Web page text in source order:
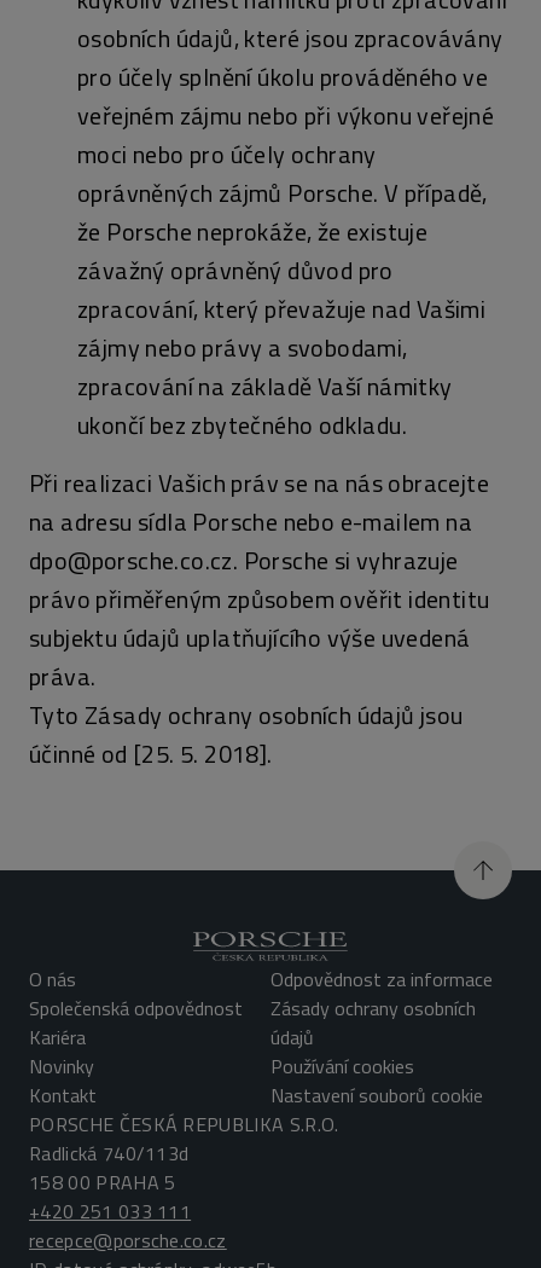
osobních údajů, které jsou zpracovávány
pro účely splnění úkolu prováděného ve
veřejném zájmu nebo při výkonu veřejné
moci nebo pro účely ochrany
oprávněných zájmů Porsche. V případě,
že Porsche neprokáže, že existuje
závažný oprávněný důvod pro
zpracování, který převažuje nad Vašimi
zájmy nebo právy a svobodami,
zpracování na základě Vaší námitky
ukončí bez zbytečného odkladu.
Při realizaci Vašich práv se na nás obracejte
na adresu sídla Porsche nebo e-mailem na
dpo@porsche.co.cz. Porsche si vyhrazuje
právo přiměřeným způsobem ověřit identitu
subjektu údajů uplatňujícího výše uvedená
práva.
Tyto Zásady ochrany osobních údajů jsou
účinné od [25. 5. 2018].
O nás
Společenská odpovědnost
Kariéra
Novinky
Kontakt
Odpovědnost za informace
Zásady ochrany osobních
údajů
Používání cookies
Nastavení souborů cookie
PORSCHE ČESKÁ REPUBLIKA S.R.O.
Radlická 740/113d
+420 251 033 111
recepce@porsche.co.cz